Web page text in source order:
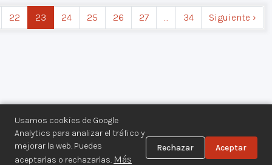
Usamos cookies de Google
Analytics para analizar el tráfico y
mejorar la web. Puedes
aceptarlas o rechazarlas. Más
Rechazar Aceptar
22 23 24 25 26 27 … 34 Siguiente ›
Centro de Documentación de los